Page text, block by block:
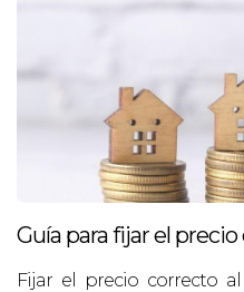
Guía para fijar el
Fijar el precio correcto